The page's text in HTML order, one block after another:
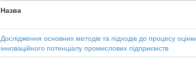
Назва
Дослідження основних методів та підходів до процесу
інноваційного потенціалу промислових підприємств